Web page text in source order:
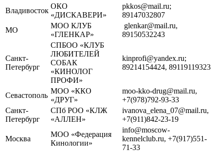
Владивосток
ОКО
«ДИСКАВЕРИ»
pkkos@mail.ru;
89147032807
МО
МОО КЛУБ
«ГЛЕНКАР»
glenkar@mail.ru,
89150532243
Санкт-
Петербург
СПБОО «КЛУБ
ЛЮБИТЕЛЕЙ
СОБАК
«КИНОЛОГ
ПРОФИ»
kinprofi@yandex.ru;
89214154424, 89119119323
Севастополь
МОО «ККО
«ДРУГ»
moo-kko-drug@mail.ru,
+7(978)792-93-33
Санкт-
Петербург
СПб РОО «КЛЖ
«АЛЛЕН»
ivanova_elena_07@mail.ru,
+7(911)842-23-19
Москва
МОО «Федерация
Кинологии»
info@moscow-
kennelclub.ru, +7(917)551-
71-33